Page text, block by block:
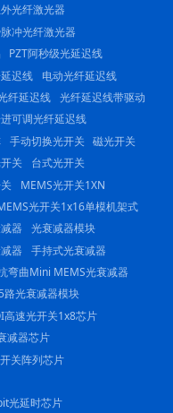
光纤激光器
冲光纤激光器
PZT阿秒级光延迟线
迟线
电动光纤延迟线
纤延迟线 光纤延迟线带驱动
可调光纤延迟线
手动切换光开关 磁光开关
关
台式光开关
MEMS光开关1XN
光开关1x16单模机架式
器
光衰减器模块
器
手持式光衰减器
弯曲Mini MEMS光衰减器
路光衰减器模块
高速光开关1x8芯片
减器芯片
关阵列芯片
光延时芯片